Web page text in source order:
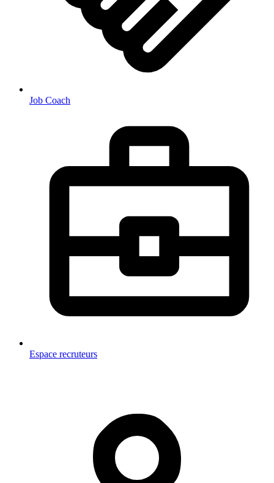
Job Coach
Espace recruteurs